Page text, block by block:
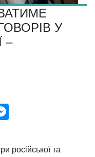
У
–
російської та